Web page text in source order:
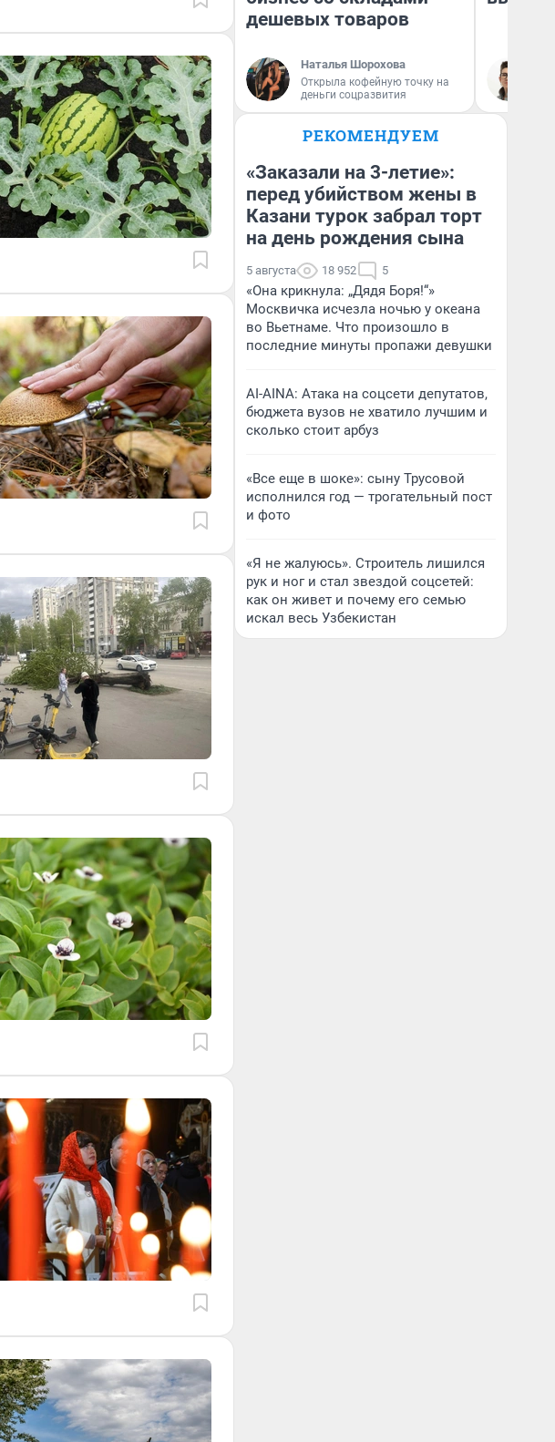
дешевых товаров
Наталья Шорохова
Открыла кофейную точку на
деньги соцразвития
РЕКОМЕНДУЕМ
«Заказали на 3-летие»:
перед убийством жены в
Казани турок забрал торт
на день рождения сына
5 августа 18 952 5
«Она крикнула: „Дядя Боря!“»
Москвичка исчезла ночью у океана
во Вьетнаме. Что произошло в
последние минуты пропажи девушки
AI-AINA: Атака на соцсети депутатов,
бюджета вузов не хватило лучшим и
сколько стоит арбуз
«Все еще в шоке»: сыну Трусовой
исполнился год — трогательный пост
и фото
«Я не жалуюсь». Строитель лишился
рук и ног и стал звездой соцсетей:
как он живет и почему его семью
искал весь Узбекистан